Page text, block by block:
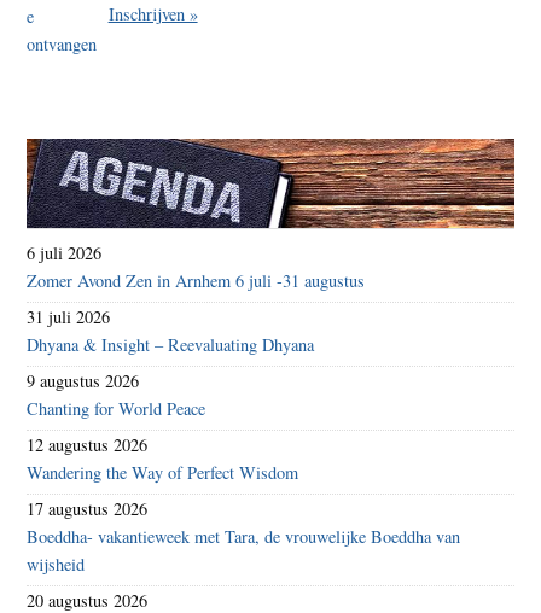
Inschrijven »
6 juli 2026
Zomer Avond Zen in Arnhem 6 juli -31 augustus
31 juli 2026
Dhyana & Insight – Reevaluating Dhyana
9 augustus 2026
Chanting for World Peace
12 augustus 2026
Wandering the Way of Perfect Wisdom
17 augustus 2026
Boeddha- vakantieweek met Tara, de vrouwelijke Boeddha van
wijsheid
20 augustus 2026